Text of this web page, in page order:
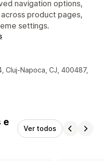
navigation options,
product pages,
settings.
Cluj-Napoca, CJ, 400487,
e
Ver todos